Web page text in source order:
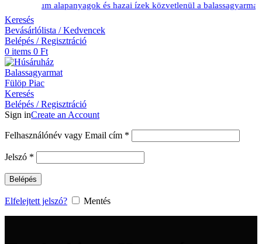
prémium alapanyagok és hazai ízek közvetlenül a balassagyarmati
Keresés
Bevásárlólista / Kedvencek
Belépés / Regisztráció
0 items 0 Ft
Keresés
Belépés / Regisztráció
Sign inCreate an Account
Felhasználónév vagy Email cím *
Jelszó *
Belépés
Elfelejtett jelszó? Mentés